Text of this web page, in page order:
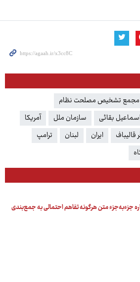
مجمع تشخیص مصلحت نظام
بقائی سازمان ملل
آمریکا
ایران لبنان
ترامپ
جزءبه‌جزء متن هرگونه تفاهم احتمالی به جمع‌بندی